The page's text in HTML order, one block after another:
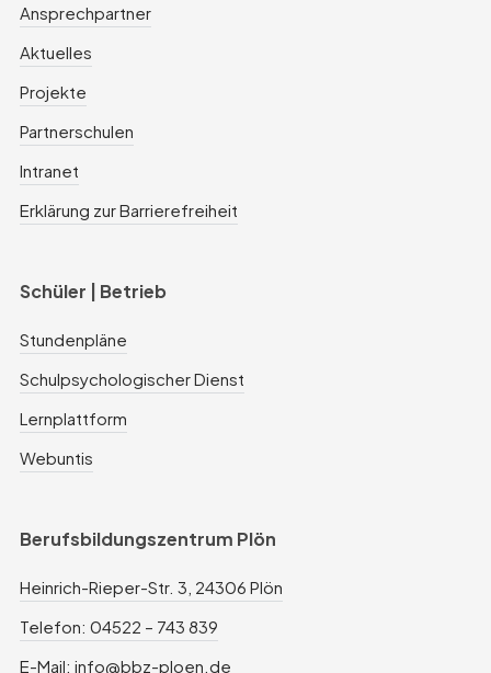
Ansprechpartner
Aktuelles
Projekte
Partnerschulen
Intranet
Erklärung zur Barrierefreiheit
Schüler | Betrieb
Stundenpläne
Schulpsychologischer Dienst
Lernplattform
Webuntis
Berufsbildungszentrum Plön
Heinrich-Rieper-Str. 3, 24306 Plön
Telefon: 04522 – 743 839
E-Mail: info@bbz-ploen.de